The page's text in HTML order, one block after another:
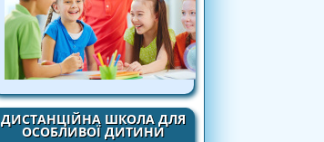
ДИСТАНЦІЙНА ШКОЛА ДЛЯ
ОСОБЛИВОЇ ДИТИНИ